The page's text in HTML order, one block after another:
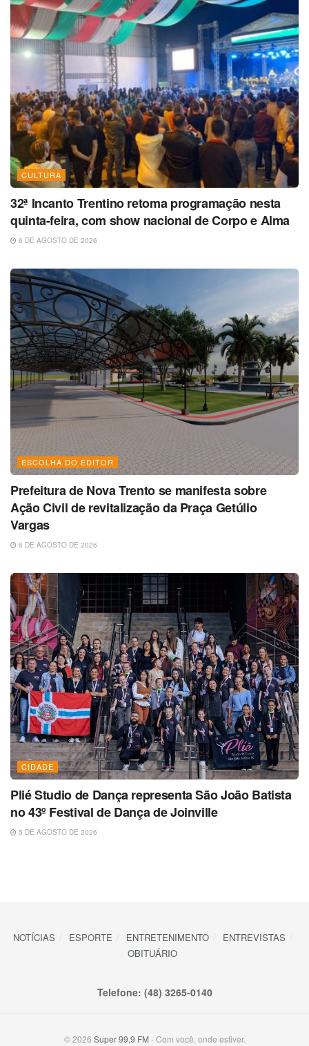
CULTURA
32ª Incanto Trentino retoma programação nesta
quinta-feira, com show nacional de Corpo e Alma
6 DE AGOSTO DE 2026
ESCOLHA DO EDITOR
Prefeitura de Nova Trento se manifesta sobre
Ação Civil de revitalização da Praça Getúlio
Vargas
6 DE AGOSTO DE 2026
CIDADE
Plié Studio de Dança representa São João Batista
no 43º Festival de Dança de Joinville
5 DE AGOSTO DE 2026
NOTÍCIAS ESPORTE ENTRETENIMENTO
ENTREVISTAS
OBITUÁRIO
Telefone: (48) 3265-0140
© 2026 Super 99,9 FM - Com você, onde estiver.